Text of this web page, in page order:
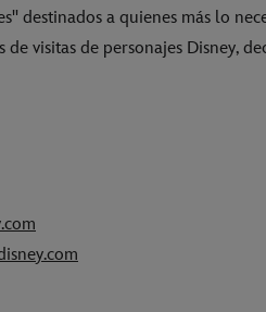
destinados a quienes más lo
visitas de personajes Disney,